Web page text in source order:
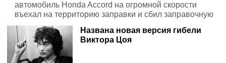
автомобиль Honda Accord на огромной скорости
въехал на территорию заправки и сбил заправочную
колонку
Названа новая версия гибели
Виктора Цоя